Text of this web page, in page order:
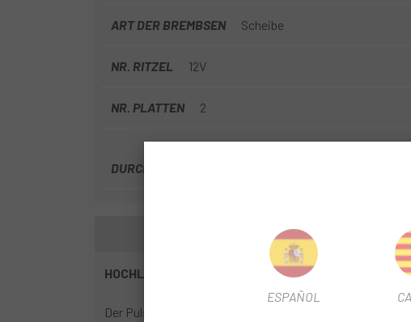
ART DER BREMBSEN Scheibe
NR. RITZEL 12V
NR. PLATTEN 2
DURCHMESSER DER SCHEIBE
HOCHLEISTUNGS-AERO- LIGHT CARBON
Der Pulse Rahmen besteht aus hochmodernem
ESPAÑOL